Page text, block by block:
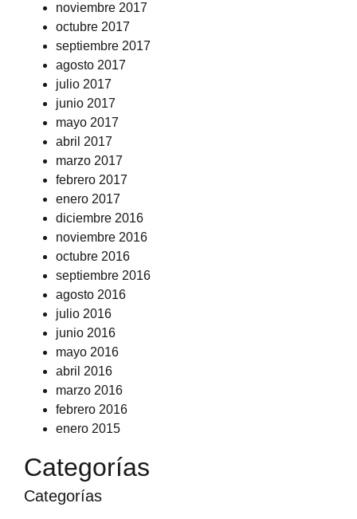
noviembre 2017
octubre 2017
septiembre 2017
agosto 2017
julio 2017
junio 2017
mayo 2017
abril 2017
marzo 2017
febrero 2017
enero 2017
diciembre 2016
noviembre 2016
octubre 2016
septiembre 2016
agosto 2016
julio 2016
junio 2016
mayo 2016
abril 2016
marzo 2016
febrero 2016
enero 2015
Categorías
Categorías